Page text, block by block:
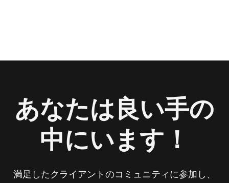
あなたは良い手の
中にいます！
満足したクライアントのコミュニティに参加し、